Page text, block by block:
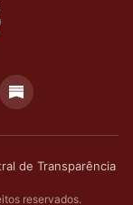
de Transparência
reservados.